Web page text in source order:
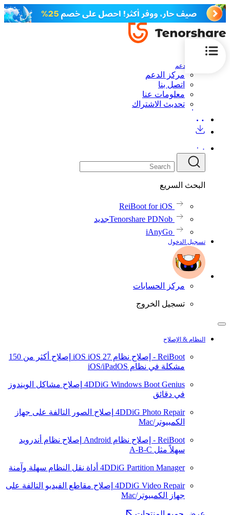
الدعم
مركز الدعم
اتصل بنا
معلومات عنا
تحديث الاشتراك
البحث السريع
ReiBoot for iOS
Tenorshare PDNobجديد
iAnyGo
تسجيل الدخول
مركز الحسابات
تسجيل الخروج
النظام & الإصلاح
ReiBoot - إصلاح نظام iOS iOS 27
إصلاح أكثر من 150
مشكلة في نظام iOS/iPadOS
4DDiG Windows Boot Genius إصلاح مشاكل الويندوز
في دقائق
4DDiG Photo Repair إصلاح الصور التالفة على جهاز
الكمبيوتر/Mac
ReiBoot - إصلاح نظام Android
إصلاح نظام أندرويد
سهلاً مثل A-B-C
4DDiG Partition Manager أداة نقل النظام سهلة وآمنة
4DDiG Video Repair إصلاح مقاطع الفيديو التالفة على
جهاز الكمبيوتر/Mac